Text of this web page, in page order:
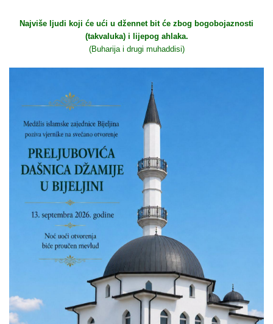
Najviše ljudi koji će ući u džennet bit će zbog bogobojaznosti
(takvaluka) i lijepog ahlaka.
(Buharija i drugi muhaddisi)